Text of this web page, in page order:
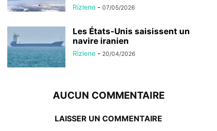
Rizlene - 07/05/2026
Les États-Unis saisissent un
navire iranien
Rizlene - 20/04/2026
AUCUN COMMENTAIRE
LAISSER UN COMMENTAIRE